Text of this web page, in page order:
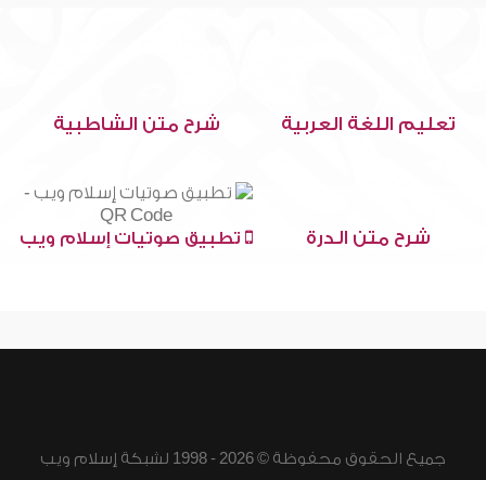
تعليم اللغة العربية شرح متن الشاطبية
شرح متن الدرة تطبيق صوتيات إسلام ويب
جميع الحقوق محفوظة © 2026 - 1998 لشبكة إسلام ويب